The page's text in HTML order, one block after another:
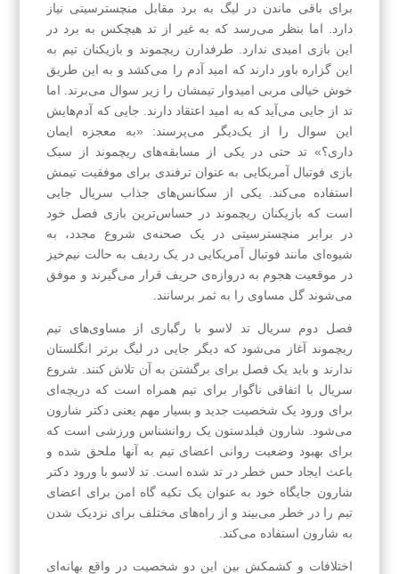
برای باقی ماندن در لیگ به برد مقابل منچسترسیتی نیاز
دارد. اما بنظر می‌رسد که به غیر از تد هیچکس به برد در
این بازی امیدی ندارد. طرفدارن ریچموند و بازیکنان تیم به
این گزاره باور دارند که امید آدم را می‌کشد و به این طریق
خوش‌ خیالی مربی امیدوار تیمشان را زیر سوال می‌برند. اما
تد از جایی می‌آید که به امید اعتقاد دارند. جایی که آدم‌هایش
این سوال را از یک‌دیگر می‌پرسند: «به معجزه ایمان
داری؟» تد حتی در یکی از مسابقه‌های ریچموند از سبک
بازی فوتبال آمریکایی به عنوان ترفندی برای موفقیت تیمش
استفاده می‌کند. یکی از سکانس‌های جذاب سریال جایی
است که بازیکنان ریچموند در حساس‌ترین بازی فصل خود
در برابر منچسترسیتی در یک صحنه‌ی شروع مجدد، به
شیوه‌ای مانند فوتبال آمریکایی در یک ردیف به حالت نیم‌خیز
در موقعیت هجوم به دروازه‌ی حریف قرار می‌گیرند و موفق
می‌شوند گل مساوی را به ثمر برسانند.
فصل دوم سریال تد لاسو با رگباری از مساوی‌های تیم
ریچموند آغاز می‌شود که دیگر جایی در لیگ برتر انگلستان
ندارند و باید یک فصل برای برگشتن به آن تلاش کنند. شروع
سریال با اتفاقی ناگوار برای تیم همراه است که دریچه‌ای
برای ورود یک شخصیت جدید و بسیار مهم یعنی دکتر شارون
می‌شود. شارون فیلدستون یک روانشناس ورزشی است که
برای بهبود وضعیت روانی اعضای تیم به آنها ملحق شده و
باعث ایجاد حس خطر در تد شده است. تد لاسو با ورود دکتر
شارون جایگاه خود به عنوان یک تکیه گاه امن برای اعضای
تیم را در خطر می‌بیند و از راه‌های مختلف برای نزدیک شدن
به شارون استفاده می‌کند.
اختلافات و کشمکش بین این دو شخصیت در واقع بهانه‌ای